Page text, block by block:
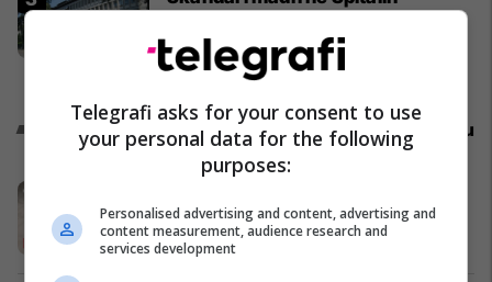
udhëheqjen e një kirurgu italian
vdiqën mbi 70 pacientë
Kosovë
Promo Reklamo këtu
ditë, gjithmonë në tryezën familjare
MEKA HALAL FOOD
Telegrafi asks for your consent to use
your personal data for the following
purposes:
Personalised advertising and content, advertising and
content measurement, audience research and
services development